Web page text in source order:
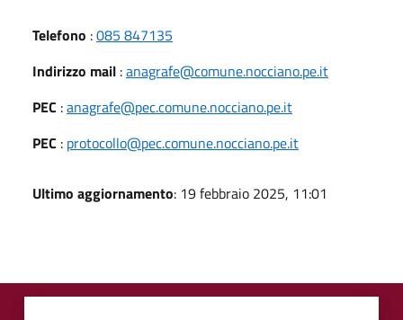
Telefono :085 847135
Indirizzo mail :anagrafe@comune.nocciano.pe.it
PEC :anagrafe@pec.comune.nocciano.pe.it
PEC : protocollo@pec.comune.nocciano.pe.it
Ultimo aggiornamento: 19 febbraio 2025, 11:01